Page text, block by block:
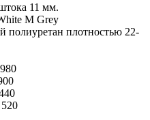
11 мм.
M Grey
полиуретан плотностью 22-
980
520